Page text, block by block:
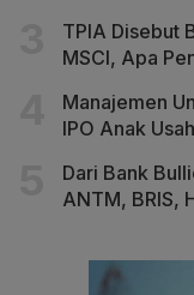
TPIA Disebut
MSCI, Apa
Manajemen
IPO Anak
Dari Bank
ANTM, BRIS,